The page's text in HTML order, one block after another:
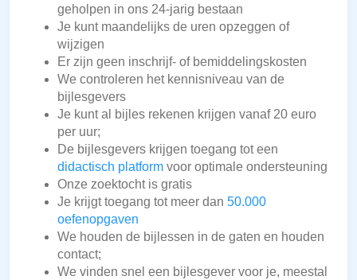
geholpen in ons 24-jarig bestaan
Je kunt maandelijks de uren opzeggen of
wijzigen
Er zijn geen inschrijf- of bemiddelingskosten
We controleren het kennisniveau van de
bijlesgevers
Je kunt al bijles rekenen krijgen vanaf 20 euro
per uur;
De bijlesgevers krijgen toegang tot een
didactisch platform voor optimale ondersteuning
Onze zoektocht is gratis
Je krijgt toegang tot meer dan 50.000
oefenopgaven
We houden de bijlessen in de gaten en houden
contact;
We vinden snel een bijlesgever voor je, meestal